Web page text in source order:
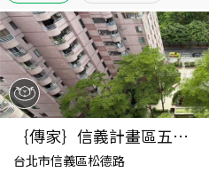
｛傳家｝信義計畫區五房讚
台北市信義區松德路